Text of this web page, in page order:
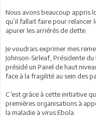
Nous avons beaucoup appris
qu’il fallait faire pour relancer
apurer les arriérés de dette.
Je voudrais exprimer mes
Johnson-Sirleaf, Présidente
présidé un Panel de haut
face à la fragilité au sein des
C’est grâce à cette initiative
premières organisations à
la maladie à virus Ebola.